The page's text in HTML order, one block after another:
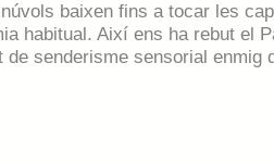
baixen fins a tocar les
habitual. Així ens ha rebut el
senderisme sensorial enmig